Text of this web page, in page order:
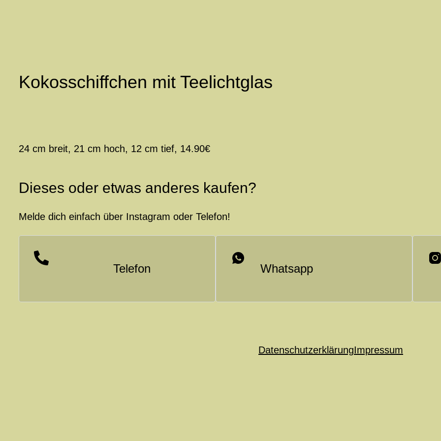
Kokosschiffchen mit Teelichtglas
24 cm breit, 21 cm hoch, 12 cm tief, 14.90€
Dieses oder etwas anderes kaufen?
Melde dich einfach über Instagram oder Telefon!
Telefon Whatsapp
DatenschutzerklärungImpressum